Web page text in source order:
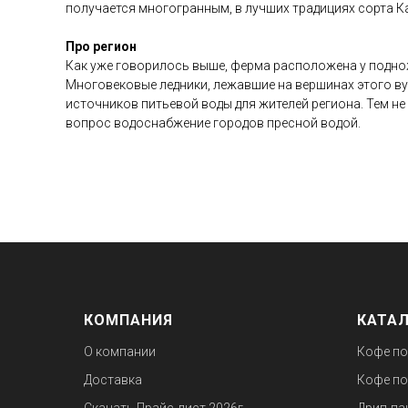
получается многогранным, в лучших традициях сорта
Про регион
Как уже говорилось выше, ферма расположена у
Многовековые ледники, лежавшие на вершинах этого
источников питьевой воды для жителей региона. Тем
вопрос водоснабжение городов пресной водой.
КОМПАНИЯ
О компании
Доставка
Кофе
Кофе